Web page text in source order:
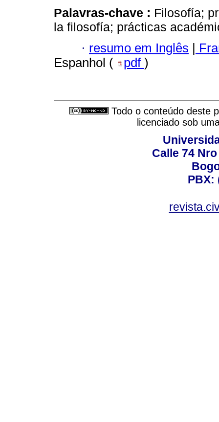
Palavras-chave : Filosofía;
la filosofía; prácticas
· resumo em Inglês |
Espanhol (
pdf )
Todo o conteúdo deste
licenciado sob
Calle 74
PBX: